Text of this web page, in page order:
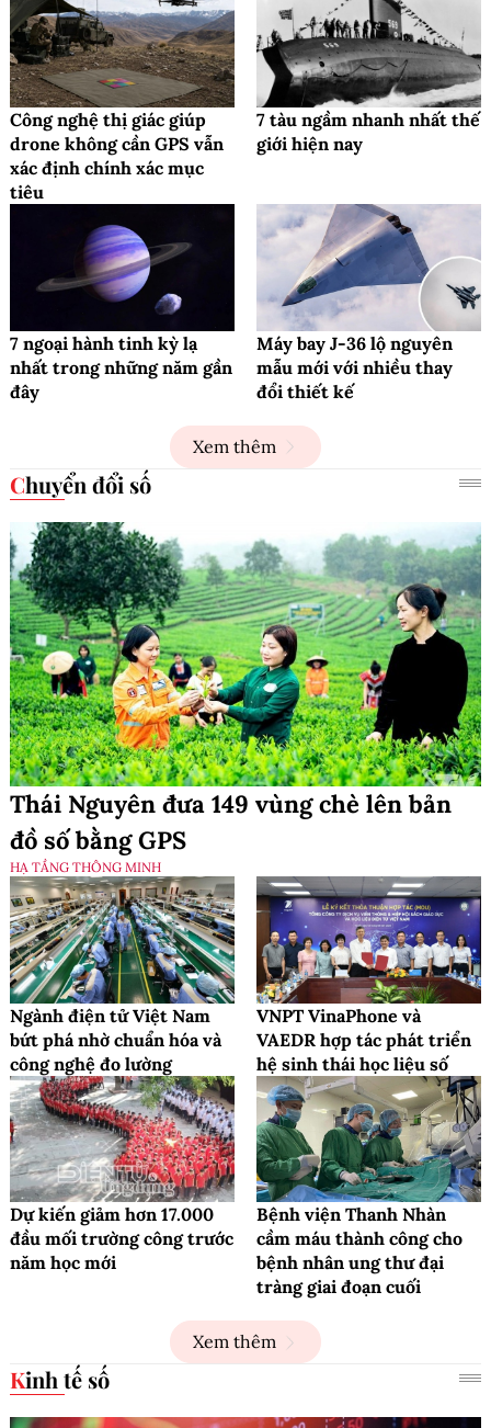
Công nghệ thị giác giúp
drone không cần GPS vẫn
xác định chính xác mục
tiêu
7 tàu ngầm nhanh nhất thế
giới hiện nay
7 ngoại hành tinh kỳ lạ
nhất trong những năm gần
đây
Máy bay J-36 lộ nguyên
mẫu mới với nhiều thay
đổi thiết kế
Xem thêm
Chuyển đổi số
Thái Nguyên đưa 149 vùng chè lên bản
đồ số bằng GPS
HẠ TẦNG THÔNG MINH
Ngành điện tử Việt Nam
bứt phá nhờ chuẩn hóa và
công nghệ đo lường
VNPT VinaPhone và
VAEDR hợp tác phát triển
hệ sinh thái học liệu số
Dự kiến giảm hơn 17.000
đầu mối trường công trước
năm học mới
Bệnh viện Thanh Nhàn
cầm máu thành công cho
bệnh nhân ung thư đại
tràng giai đoạn cuối
Xem thêm
Kinh tế số